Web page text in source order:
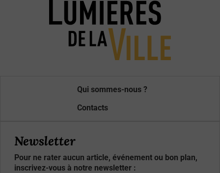
Qui sommes-nous ?
Contacts
Newsletter
Pour ne rater aucun article, événement ou bon plan,
inscrivez-vous à notre newsletter :